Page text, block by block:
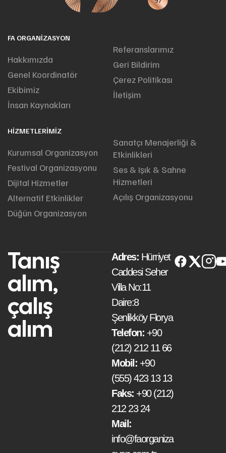
FA ORGANIZASYON
Hakkımızda
Genel Koordinatör
Ekibimiz
İnsan Kaynakları
Referanslarımız
Geri Bildirim
Çerez Politikası
İletişim
HIZMETLERIMIZ
Kurumsal Organizasyon
Festival Organizasyonu
Dijital Hizmetler
Alternatif Etkinlikler
Düğün Organizasyon
Sanatçı Menajerliği &
Etkinlikleri
Ses & Işık & Sahne
Hizmetleri
Açılış Organizasyonu
Tanış
alım,
çalış
alım
Adres: Hürriyet
Caddesi Seher
Villa No:11
Daire:8
Şenlikköy Florya
Telefon: +90
(212) 212 11 66
Mobil: +90
(555) 423 13 13
Faks: +90 (212)
212 23 24
Mail:
info@faorganiza